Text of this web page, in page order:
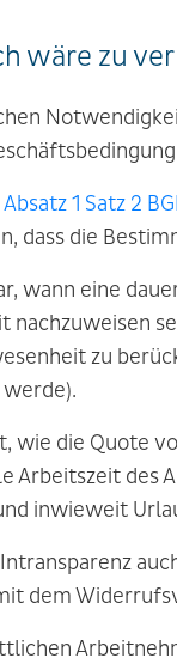
wäre zu
1 Satz 2
dass die
wann eine
nachzuweisen
zu
wie die Quote
Arbeitszeit des
inwieweit
dem